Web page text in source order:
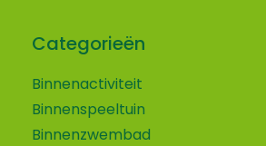
Categorieën
Binnenactiviteit
Binnenspeeltuin
Binnenzwembad